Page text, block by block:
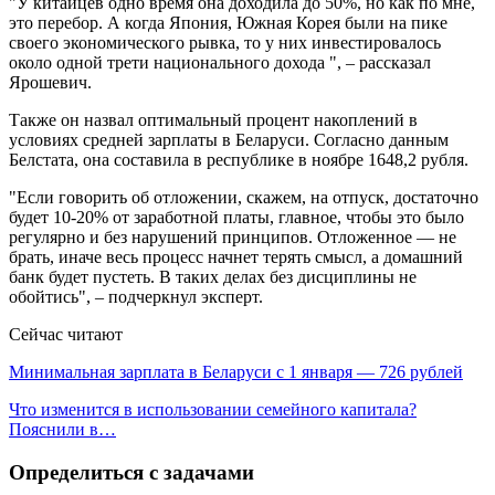
это перебор. А когда Япония, Южная Корея были на пике
своего экономического рывка, то у них инвестировалось
около одной трети национального дохода ", – рассказал
Ярошевич.
Также он назвал оптимальный процент накоплений в
условиях средней зарплаты в Беларуси. Согласно данным
Белстата, она составила в республике в ноябре 1648,2 рубля.
"Если говорить об отложении, скажем, на отпуск, достаточно
будет 10-20% от заработной платы, главное, чтобы это было
регулярно и без нарушений принципов. Отложенное — не
брать, иначе весь процесс начнет терять смысл, а домашний
банк будет пустеть. В таких делах без дисциплины не
обойтись", – подчеркнул эксперт.
Сейчас читают
Минимальная зарплата в Беларуси с 1 января — 726 рублей
Что изменится в использовании семейного капитала?
Пояснили в…
Определиться с задачами